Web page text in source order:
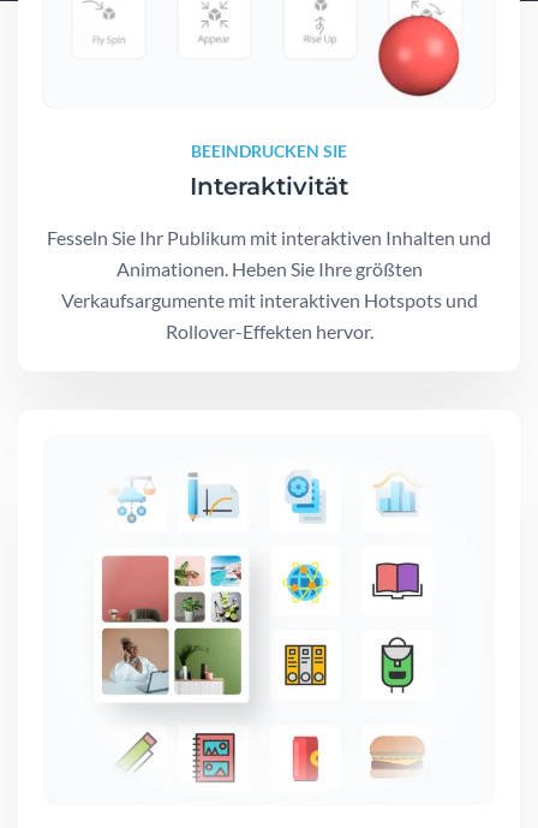
BEEINDRUCKEN SIE
Interaktivität
Fesseln Sie Ihr Publikum mit interaktiven Inhalten und
Animationen. Heben Sie Ihre größten
Verkaufsargumente mit interaktiven Hotspots und
Rollover-Effekten hervor.